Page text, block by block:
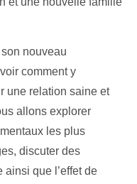
nouveau
comment y
une relation saine et
allons explorer
les plus
discuter des
que l’effet de